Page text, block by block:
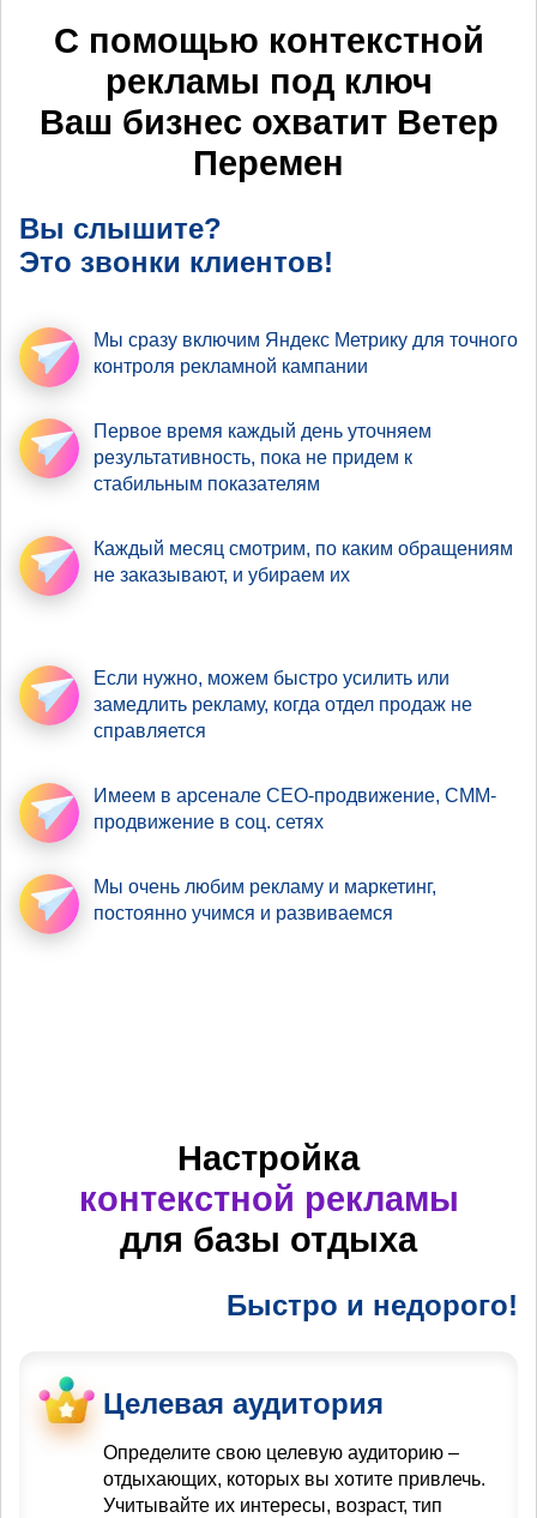
С помощью контекстной
рекламы под ключ
Ваш бизнес охватит Ветер
Перемен
Вы слышите?
Это звонки клиентов!
Мы сразу включим Яндекс Метрику для точного
контроля рекламной кампании
Первое время каждый день уточняем
результативность, пока не придем к
стабильным показателям
Каждый месяц смотрим, по каким обращениям
не заказывают, и убираем их
Если нужно, можем быстро усилить или
замедлить рекламу, когда отдел продаж не
справляется
Имеем в арсенале СЕО-продвижение, СММ-
продвижение в соц. сетях
Мы очень любим рекламу и маркетинг,
постоянно учимся и развиваемся
Настройка
контекстной рекламы
для базы отдыха
Быстро и недорого!
Целевая аудитория
Определите свою целевую аудиторию –
отдыхающих, которых вы хотите привлечь.
Учитывайте их интересы, возраст, тип